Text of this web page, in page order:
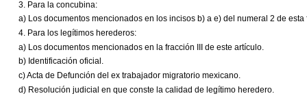
3. Para la concubina:
a) Los documentos mencionados en los incisos b) a e) del numeral 2 de esta
4. Para los legítimos herederos:
a) Los documentos mencionados en la fracción III de este artículo.
b) Identificación oficial.
c) Acta de Defunción del ex trabajador migratorio mexicano.
d) Resolución judicial en que conste la calidad de legítimo heredero.